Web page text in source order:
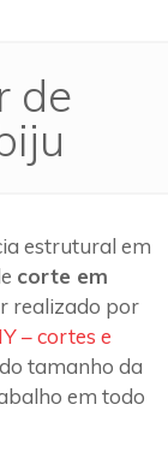
de
estrutural em
corte em
realizado por
– cortes e
tamanho da
em todo